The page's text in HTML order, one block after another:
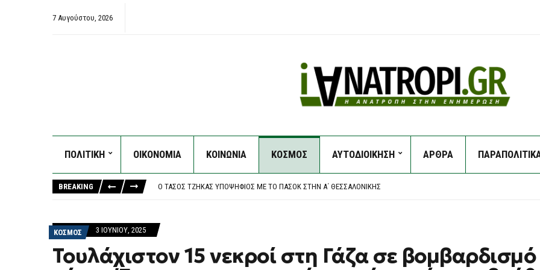
7 Αυγούστου, 2026
ΠΟΛΙΤΙΚΗ ΟΙΚΟΝΟΜΙΑ ΚΟΙΝΩΝΙΑ ΚΟΣΜΟΣ ΑΥΤΟΔΙΟΙΚΗΣΗ ΑΡΘΡΑ
BREAKING
ΆΝΟΔΟΣ ΣΤΙΣ ΤΙΜΈΣ ΤΟΥ ΠΕΤΡΕΛΑΊΟΥ
Ο ΤΆΣΟΣ ΤΖΉΚΑΣ ΥΠΟΨΉΦΙΟΣ ΜΕ ΤΟ ΠΑΣΟΚ ΣΤΗΝ Α΄ ΘΕΣΣΑΛΟΝΊΚΗΣ
ΠΡΟΦΥΛΑΚΙΣΤΈΟΣ Ο 26ΧΡΟΝΟΣ ΑΦΓΑΝΌΣ ΓΙΑ ΤΗ ΔΟΛΟΦΟΝΊΑ ΤΗΣ 38ΧΡΟΝΗΣ ΒΡΕΤΑΝΊΔΑΣ, ΤΉΡΗΣΕ ΤΟ ΔΙΚΑΊΩΜΑ ΤΗΣ
ΚΟΣΜΟΣ 3 ΙΟΥΝΊΟΥ, 2025
Τουλάχιστον 15 νεκροί στη Γάζα σε